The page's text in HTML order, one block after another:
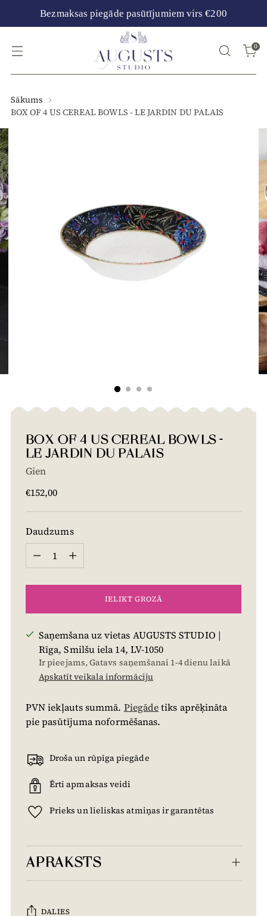
Bezmaksas piegāde pasūtījumiem virs €200
0
Sākums
BOX OF 4 US CEREAL BOWLS - LE JARDIN DU PALAIS
BOX OF 4 US CEREAL BOWLS -
LE JARDIN DU PALAIS
Gien
Cena
€152,00
Daudzums
Daudzums
IELIKT GROZĀ
Saņemšana uz vietas AUGUSTS STUDIO |
Rīga, Smilšu iela 14, LV-1050
Ir pieejams, Gatavs saņemšanai 1-4 dienu laikā
Apskatīt veikala informāciju
PVN iekļauts summā. Piegādetiks aprēķināta
pie pasūtījuma noformēšanas.
Droša un rūpīga piegāde
Ērti apmaksas veidi
Prieks un lieliskas atmiņas ir garantētas
APRAKSTS
DALIES